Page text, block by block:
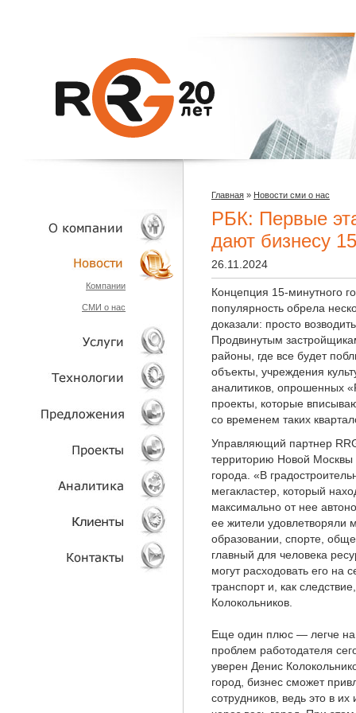
О КОМПАНИИ
НОВОСТИ
Компании
СМИ о нас
УСЛУГИ
ТЕХНОЛОГИИ
ОБЪЕКТЫ
ПРОЕКТЫ
АНАЛИТИКА
КЛИЕНТЫ
Главная » Новости сми о нас
РБК: Первые
дают бизнесу
26.11.2024
Концепция 15-минутного
популярность обрела
доказали: просто
Продвинутым
районы, где все будет
объекты, учреждения
аналитиков, опрошенных
проекты, которые
со временем таких
Управляющий партнер
территорию Новой Москвы
города. «В
мегакластер, который
максимально от нее
ее жители удовлетворяли
образовании, спорте,
главный для человека
могут расходовать его на
транспорт и, как
Колокольников.
Еще один плюс — легче
проблем работодателя
уверен Денис
город, бизнес сможет
сотрудников, ведь это в